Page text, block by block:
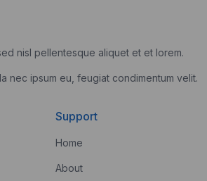
nisl pellentesque aliquet et et lorem.
nec ipsum eu, feugiat condimentum velit.
Support
Home
About